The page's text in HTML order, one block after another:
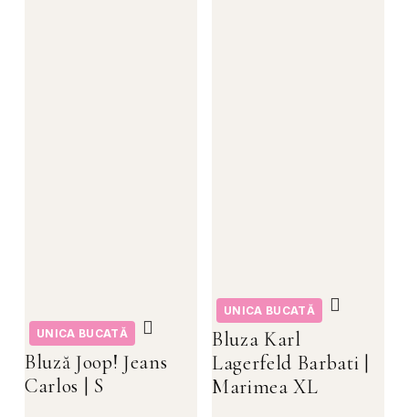
UNICA BUCATĂ
Bluză Joop! Jeans
Carlos | S
UNICA BUCATĂ
Bluza Karl
Lagerfeld Barbati |
Marimea XL